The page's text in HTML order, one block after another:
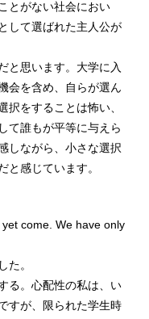
とがない社会におい
して選ばれた主人公が
と思います。大学に入
会を含め、自らが選ん
択をすることは怖い、
て誰もが平等に与えら
しながら、小さな選択
と感じています。
come. We have only
た。
る。心配性の私は、い
すが、限られた学生時